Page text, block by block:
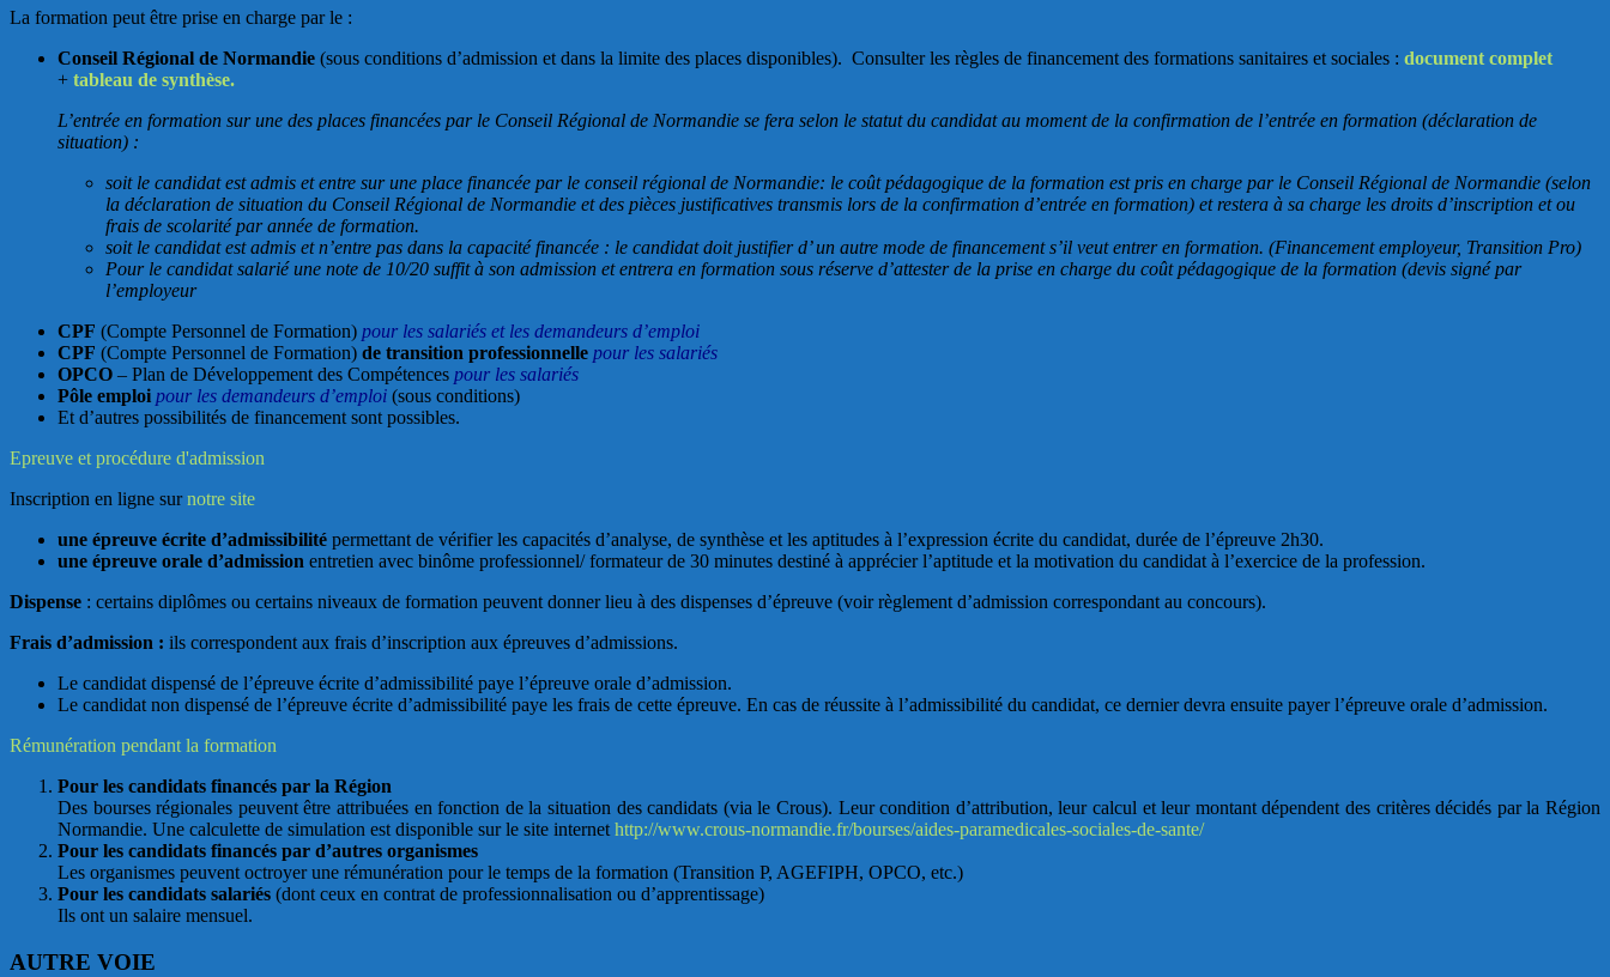
La formation peut être prise en charge par le :
Conseil Régional de Normandie (sous conditions d’admission et dans la limite des places disponibles). Consulter les règles de financement des formations sanitaires et sociales : document complet
+ tableau de synthèse.
L’entrée en formation sur une des places financées par le Conseil Régional de Normandie se fera selon le statut du candidat au moment de la confirmation de l’entrée en formation (déclaration de
situation) :
soit le candidat est admis et entre sur une place financée par le conseil régional de Normandie: le coût pédagogique de la formation est pris en charge par le Conseil Régional de Normandie (selon
la déclaration de situation du Conseil Régional de Normandie et des pièces justificatives transmis lors de la confirmation d’entrée en formation) et restera à sa charge les droits d’inscription et ou
frais de scolarité par année de formation.
soit le candidat est admis et n’entre pas dans la capacité financée : le candidat doit justifier d’ un autre mode de financement s’il veut entrer en formation. (Financement employeur, Transition Pro)
Pour le candidat salarié une note de 10/20 suffit à son admission et entrera en formation sous réserve d’attester de la prise en charge du coût pédagogique de la formation (devis signé par
l’employeur
CPF (Compte Personnel de Formation) pour les salariés et les demandeurs d’emploi
CPF (Compte Personnel de Formation) de transition professionnelle pour les salariés
OPCO – Plan de Développement des Compétences pour les salariés
Pôle emploi pour les demandeurs d’emploi (sous conditions)
Et d’autres possibilités de financement sont possibles.
Epreuve et procédure d'admission
Inscription en ligne surnotre site
une épreuve écrite d’admissibilité permettant de vérifier les capacités d’analyse, de synthèse et les aptitudes à l’expression écrite du candidat, durée de l’épreuve 2h30.
une épreuve orale d’admission entretien avec binôme professionnel/ formateur de 30 minutes destiné à apprécier l’aptitude et la motivation du candidat à l’exercice de la profession.
Dispense : certains diplômes ou certains niveaux de formation peuvent donner lieu à des dispenses d’épreuve (voir règlement d’admission correspondant au concours).
Frais d’admission : ils correspondent aux frais d’inscription aux épreuves d’admissions.
Le candidat dispensé de l’épreuve écrite d’admissibilité paye l’épreuve orale d’admission.
Le candidat non dispensé de l’épreuve écrite d’admissibilité paye les frais de cette épreuve. En cas de réussite à l’admissibilité du candidat, ce dernier devra ensuite payer l’épreuve orale d’admission.
Rémunération pendant la formation
Pour les candidats financés par la Région
Des bourses régionales peuvent être attribuées en fonction de la situation des candidats (via le Crous). Leur condition d’attribution, leur calcul et leur montant dépendent des critères décidés par la Région
Normandie. Une calculette de simulation est disponible sur le site internet http://www.crous-normandie.fr/bourses/aides-paramedicales-sociales-de-sante/
Pour les candidats financés par d’autres organismes
Les organismes peuvent octroyer une rémunération pour le temps de la formation (Transition P, AGEFIPH, OPCO, etc.)
Pour les candidats salariés (dont ceux en contrat de professionnalisation ou d’apprentissage)
Ils ont un salaire mensuel.
AUTRE VOIE